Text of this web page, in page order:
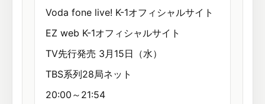
Voda fone live! K-1オフィシャルサイト
EZ web K-1オフィシャルサイト
TV先行発売 3月15日（水）
TBS系列28局ネット
20:00～21:54